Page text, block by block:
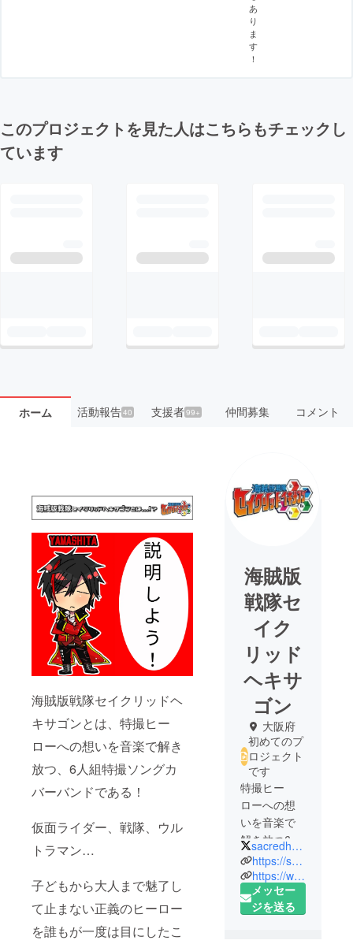
あ
り
ま
す
！
このプロジェクトを見た人はこちらもチェックし
ています
ホーム 活動報告40 支援者99+ 仲間募集 コメント
海賊版戦隊セイクリッドヘ
キサゴンとは、特撮ヒー
ローへの想いを音楽で解き
放つ、6人組特撮ソングカ
バーバンドである！
仮面ライダー、戦隊、ウル
トラマン…
子どもから大人まで魅了し
て止まない正義のヒーロー
を誰もが一度は目にしたこ
海賊版
戦隊セ
イク
リッド
ヘキサ
ゴン
大阪府
初めてのプ
ロジェクト
です
特撮ヒー
ローへの想
いを音楽で
解き放つ6人
組特撮ソン
グカバーバ
ンド！
sacredhexagon
https://sacredred.net/sacredhexagon/
https://www.instagram.com/sacredhexagon/
メッセー
ジを送る